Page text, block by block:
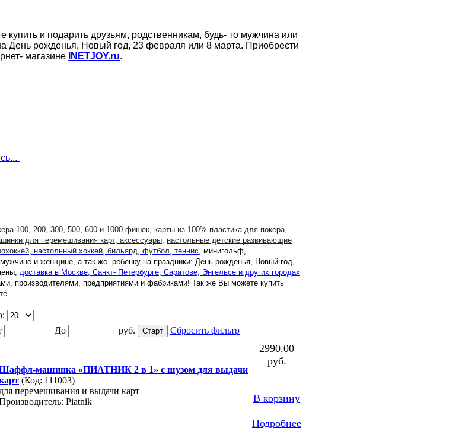
и подарить друзьям, родственникам, будь- то мужчина или
День рожденья, Новый год, 23 февраля или 8 марта. Приобрести
магазине INETJOY.ru.
100 200 300 500 600 и 1000 фишек карты из 100% пластика для покера,
для перемешивания карт, аксессуары настольные детские развивающие
настольный хоккей, бильярд, футбол, теннис , минигольф,
мужчине и женщине, а так же ребенку на праздники: День рожденья, Новый год,
доставка в Москве, Санкт- Петербурге, Саратове, Энгельсе и других городах
производителями, предприятиями и фабриками! Так же Вы можете купить
До руб. Сбросить фильтр
машинка «ПИАТНИК 2 в 1» с шузом для выдачи
(Код: 111003)
для перемешивания и выдачи карт
Piatnik
2990.00
руб.
В корзину
Подробнее